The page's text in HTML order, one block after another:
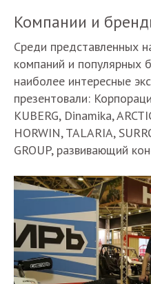
Компании и
Среди представленных
компаний и популярных
наиболее интересные
презентовали:
KUBERG, Dinamika,
HORWIN, TALARIA,
GROUP, развивающий